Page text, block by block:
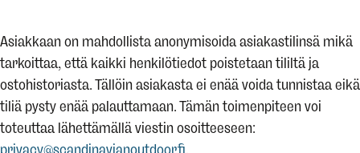
Asiakkaan on mahdollista anonymisoida asiakastilinsä mikä
tarkoittaa, että kaikki henkilötiedot poistetaan tililtä ja
ostohistoriasta. Tällöin asiakasta ei enää voida tunnistaa eikä
tiliä pysty enää palauttamaan. Tämän toimenpiteen voi
toteuttaa lähettämällä viestin osoitteeseen: